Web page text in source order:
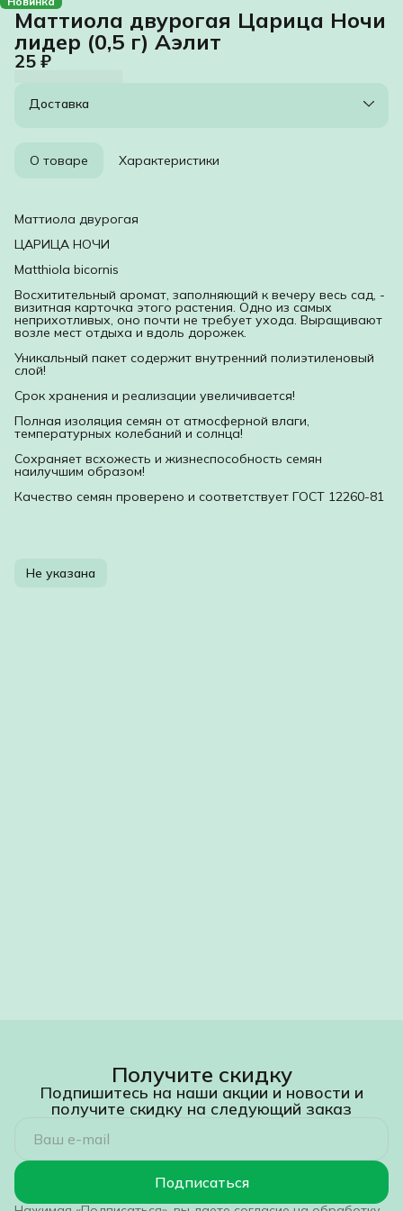
Маттиола двурогая Царица Ночи
лидер (0,5 г) Аэлит
25 ₽
Доставка
О товаре Характеристики
Маттиола двурогая
ЦАРИЦА НОЧИ
Matthiola bicornis
Восхитительный аромат, заполняющий к вечеру весь сад, -
визитная карточка этого растения. Одно из самых
неприхотливых, оно почти не требует ухода. Выращивают
возле мест отдыха и вдоль дорожек.
Уникальный пакет содержит внутренний полиэтиленовый
слой!
Срок хранения и реализации увеличивается!
Полная изоляция семян от атмосферной влаги,
температурных колебаний и солнца!
Сохраняет всхожесть и жизнеспособность семян
наилучшим образом!
Качество семян проверено и соответствует ГОСТ 12260-81
Не указана
Получите скидку
Подпишитесь на наши акции и новости и
получите скидку на следующий заказ
Подписаться